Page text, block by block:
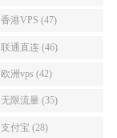
香港VPS (47)
联通直连 (46)
欧洲vps (42)
无限流量 (35)
支付宝 (28)